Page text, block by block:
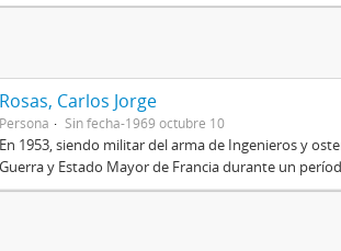
Rosas, Carlos Jorge
Persona Sin fecha-1969 octubre 10
En 1953, siendo militar del arma de Ingenieros y
Guerra y Estado Mayor de Francia durante un